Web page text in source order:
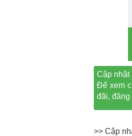
Cập nhật
Để xem
đãi, đăng
>> Cập